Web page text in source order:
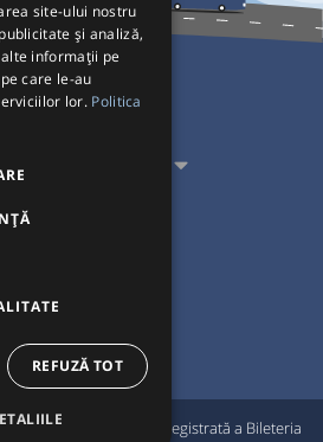
Călători
plăți cu
®
este marcă înregistrată a Bileteria
site-ului nostru
și analiză,
informații pe
care le-au
lor. Politica
REFUZĂ TOT